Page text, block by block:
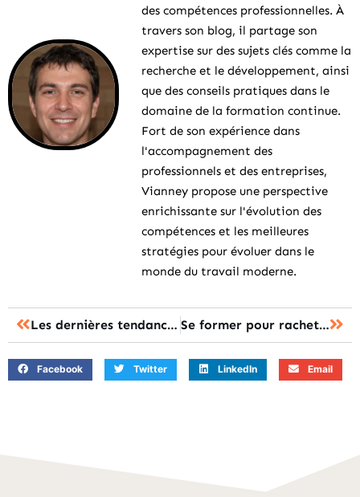
des compétences professionnelles. À
travers son blog, il partage son
expertise sur des sujets clés comme la
recherche et le développement, ainsi
que des conseils pratiques dans le
domaine de la formation continue.
Fort de son expérience dans
l'accompagnement des
professionnels et des entreprises,
Vianney propose une perspective
enrichissante sur l'évolution des
compétences et les meilleures
stratégies pour évoluer dans le
monde du travail moderne.
Les dernières tendances inattendues de la formation professionnelle en 2023 Se former pour racheter une entreprise : de l’apprentissage à la réussite entrepreneuriale
Facebook Twitter LinkedIn Email